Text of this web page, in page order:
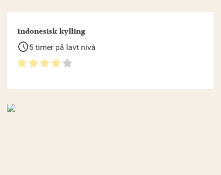
Indonesisk kylling
schedule5 timer på lavt nivå